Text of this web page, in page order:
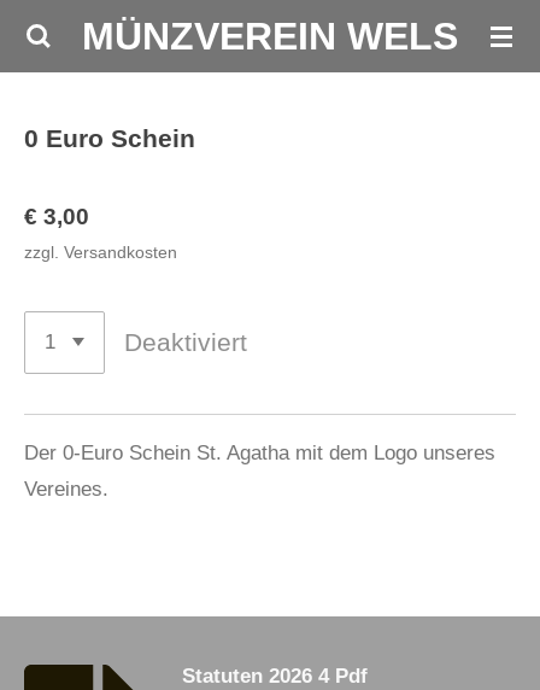
Zum
MÜNZVEREIN WELS
0 Euro Schein
€ 3,00
zzgl. Versandkosten
Deaktiviert
Der 0-Euro Schein St. Agatha mit dem Logo unseres
Vereines.
Statuten 2026 4 Pdf